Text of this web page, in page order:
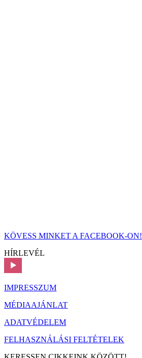
KÖVESS MINKET A FACEBOOK-ON!
HÍRLEVÉL
IMPRESSZUM
MÉDIAAJÁNLAT
ADATVÉDELEM
FELHASZNÁLÁSI FELTÉTELEK